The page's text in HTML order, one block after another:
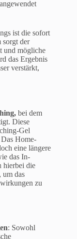
ist die sofort
sorgt der
und mögliche
das Ergebnis
verstärkt,
, bei dem
Diese
Gel
Home-
eine längere
das In-
hierbei die
um das
zu
: Sowohl